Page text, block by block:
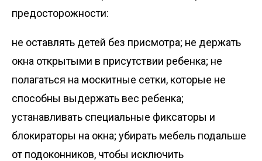
предосторожности:
не оставлять детей без присмотра; не держать
окна открытыми в присутствии ребенка; не
полагаться на москитные сетки, которые не
способны выдержать вес ребенка;
устанавливать специальные фиксаторы и
блокираторы на окна; убирать мебель подальше
от подоконников, чтобы исключить